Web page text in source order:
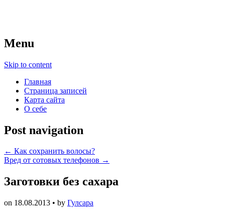
Menu
Skip to content
Главная
Страница записей
Карта сайта
О себе
Post navigation
← Как сохранить волосы?
Вред от сотовых телефонов →
Заготовки без сахара
on 18.08.2013 • by Гулсара